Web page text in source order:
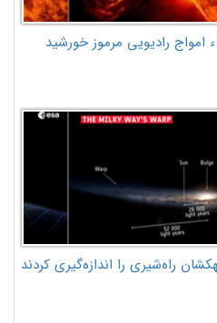
رادیویی مرموز خورشید
راه‌شیری را اندازه‌گیری کردند